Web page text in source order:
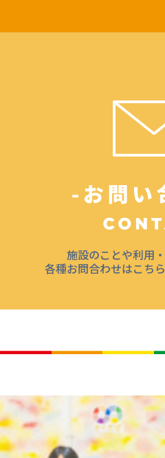
施設のことや利用
各種お問合わせはこち